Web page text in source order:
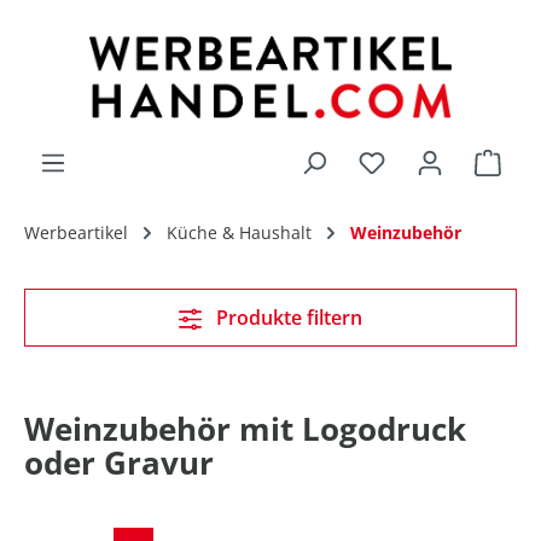
Du hast 0
Werbeartikel Küche & Haushalt Weinzubehör
Weinzubehör mit Logodruck
oder Gravur
Produkte filtern